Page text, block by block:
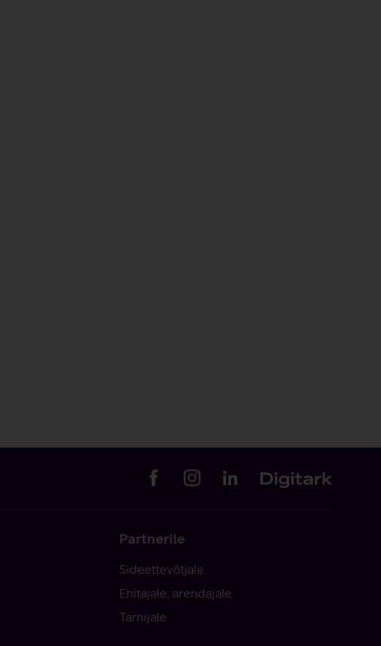
Partnerile
Sideettevõtjale
Ehitajale, arendajale
Tarnijale